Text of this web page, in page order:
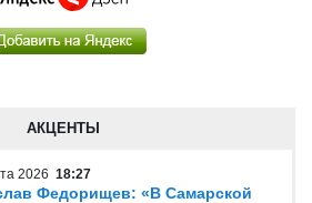
АКЦЕНТЫ
2026 18:27
Федорищев: «В Самарской